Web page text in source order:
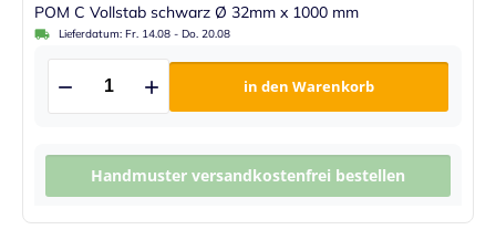
in den Warenkorb
Handmuster versandkostenfrei bestellen
POM C Vollstab schwarz Ø 32mm x 1000 mm
Lieferdatum: Fr. 14.08 - Do. 20.08